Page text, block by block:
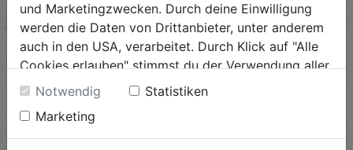
Kürbis Pancakes
Schwierigkeit
leicht
und Marketingzwecken. Durch deine Einwilligung
werden die Daten von Drittanbieter, unter anderem
auch in den USA, verarbeitet. Durch Klick auf "Alle
Cookies erlauben" stimmst du der Verwendung aller
Cookies zu. Unter "Details anzeigen" findest du alle
Infos zu den unterschiedlichen Cookies, du kannst
auch entscheiden, welche Cookies du erlauben
möchtest.
Notwendig
Statistiken
Marketing